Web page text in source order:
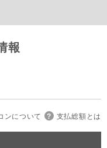
報
ンについて 支払総額とは